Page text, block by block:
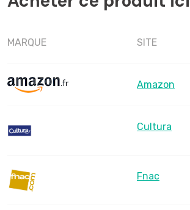
MARQUE SITE
Amazon
Cultura
Fnac